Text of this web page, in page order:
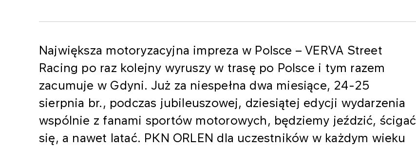
Największa motoryzacyjna impreza w Polsce – VERVA Street
Racing po raz kolejny wyruszy w trasę po Polsce i tym razem
zacumuje w Gdyni. Już za niespełna dwa miesiące, 24-25
sierpnia br., podczas jubileuszowej, dziesiątej edycji wydarzenia
wspólnie z fanami sportów motorowych, będziemy jeździć, ścigać
się, a nawet latać. PKN ORLEN dla uczestników w każdym wieku